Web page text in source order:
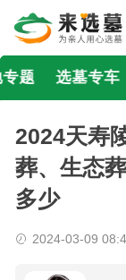
题 选墓专车
2024天寿
葬、生态
多少
2024-03-09